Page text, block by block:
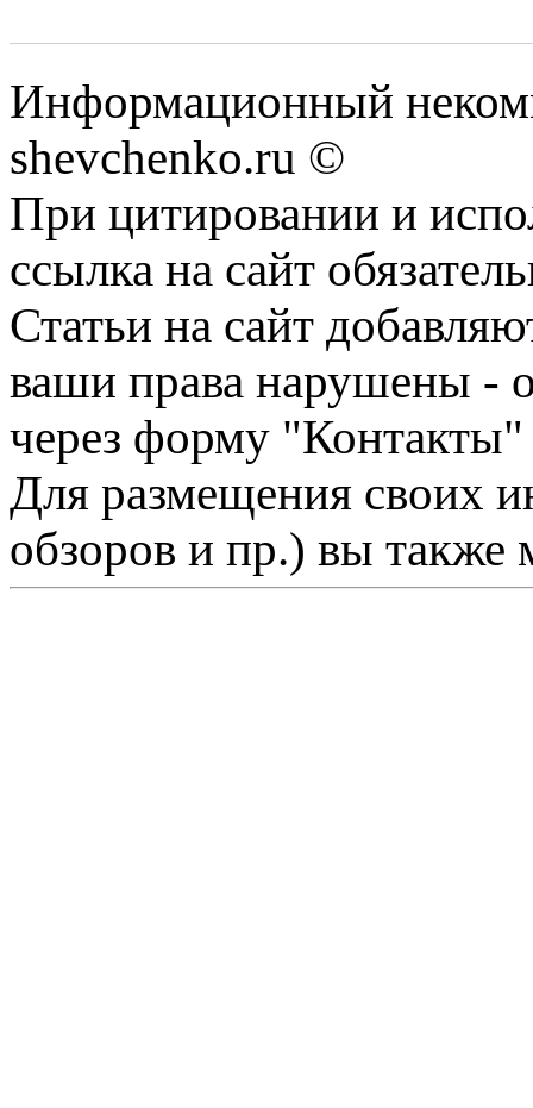
Информационный
shevchenko.ru ©
При цитировании и
ссылка на сайт
Статьи на сайт
ваши права нарушены -
через форму "Контакты"
Для размещения своих
обзоров и пр.) вы также